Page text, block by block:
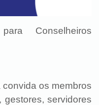
Conselheiros
os membros
gestores, servidores